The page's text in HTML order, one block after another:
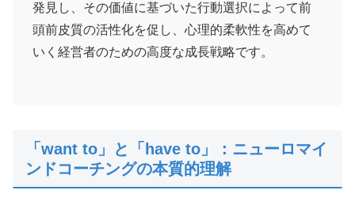
発見し、その価値に基づいた行動選択によって前
頭前皮質の活性化を促し、心理的柔軟性を高めて
いく経営者のための高度な成長戦略です。
「want to」と「have to」：ニューロマイ
ンドコーチングの本質的理解